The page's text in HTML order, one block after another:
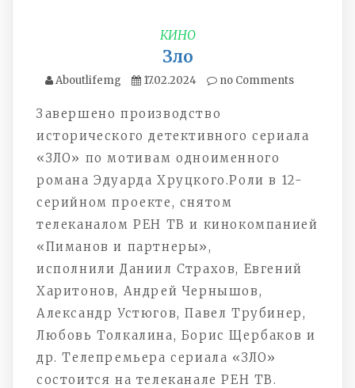
КИНО
Зло
Aboutlifemg 17.02.2024 no Comments
Завершено производство
исторического детективного сериала
«ЗЛО» по мотивам одноименного
романа Эдуарда Хруцкого.Роли в 12-
серийном проекте, снятом
телеканалом РЕН ТВ и кинокомпанией
«Пиманов и партнеры»,
исполнили Даниил Страхов, Евгений
Харитонов, Андрей Чернышов,
Александр Устюгов, Павел Трубинер,
Любовь Толкалина, Борис Щербаков и
др. Телепремьера сериала «ЗЛО»
состоится на телеканале РЕН ТВ.